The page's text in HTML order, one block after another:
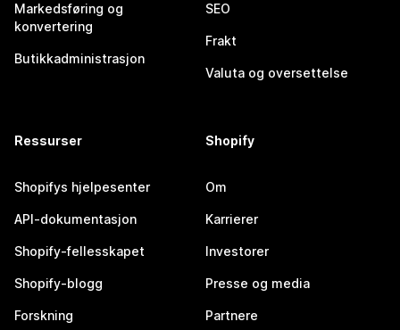
Markedsføring og
konvertering
Butikkadministrasjon
SEO
Frakt
Valuta og oversettelse
Ressurser
Shopifys hjelpesenter
API-dokumentasjon
Shopify-fellesskapet
Shopify-blogg
Forskning
Shopify
Om
Karrierer
Investorer
Presse og media
Partnere